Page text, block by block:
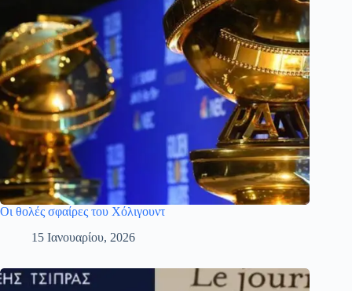
Οι θολές σφαίρες του Χόλιγουντ
15 Ιανουαρίου, 2026